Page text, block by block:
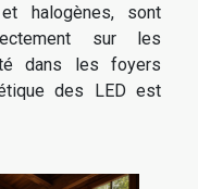
halogènes, sont
sur les
dans les foyers
des LED est